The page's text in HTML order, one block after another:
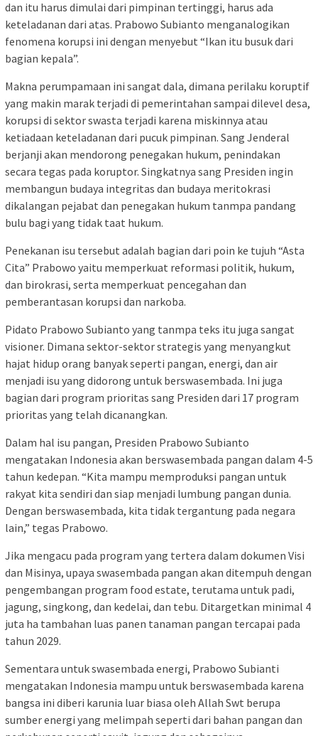
dan itu harus dimulai dari pimpinan tertinggi, harus ada
keteladanan dari atas. Prabowo Subianto menganalogikan
fenomena korupsi ini dengan menyebut “Ikan itu busuk dari
bagian kepala”.
Makna perumpamaan ini sangat dala, dimana perilaku koruptif
yang makin marak terjadi di pemerintahan sampai dilevel desa,
korupsi di sektor swasta terjadi karena miskinnya atau
ketiadaan keteladanan dari pucuk pimpinan. Sang Jenderal
berjanji akan mendorong penegakan hukum, penindakan
secara tegas pada koruptor. Singkatnya sang Presiden ingin
membangun budaya integritas dan budaya meritokrasi
dikalangan pejabat dan penegakan hukum tanmpa pandang
bulu bagi yang tidak taat hukum.
Penekanan isu tersebut adalah bagian dari poin ke tujuh “Asta
Cita” Prabowo yaitu memperkuat reformasi politik, hukum,
dan birokrasi, serta memperkuat pencegahan dan
pemberantasan korupsi dan narkoba.
Pidato Prabowo Subianto yang tanmpa teks itu juga sangat
visioner. Dimana sektor-sektor strategis yang menyangkut
hajat hidup orang banyak seperti pangan, energi, dan air
menjadi isu yang didorong untuk berswasembada. Ini juga
bagian dari program prioritas sang Presiden dari 17 program
prioritas yang telah dicanangkan.
Dalam hal isu pangan, Presiden Prabowo Subianto
mengatakan Indonesia akan berswasembada pangan dalam 4-5
tahun kedepan. “Kita mampu memproduksi pangan untuk
rakyat kita sendiri dan siap menjadi lumbung pangan dunia.
Dengan berswasembada, kita tidak tergantung pada negara
lain,” tegas Prabowo.
Jika mengacu pada program yang tertera dalam dokumen Visi
dan Misinya, upaya swasembada pangan akan ditempuh dengan
pengembangan program food estate, terutama untuk padi,
jagung, singkong, dan kedelai, dan tebu. Ditargetkan minimal 4
juta ha tambahan luas panen tanaman pangan tercapai pada
tahun 2029.
Sementara untuk swasembada energi, Prabowo Subianti
mengatakan Indonesia mampu untuk berswasembada karena
bangsa ini diberi karunia luar biasa oleh Allah Swt berupa
sumber energi yang melimpah seperti dari bahan pangan dan